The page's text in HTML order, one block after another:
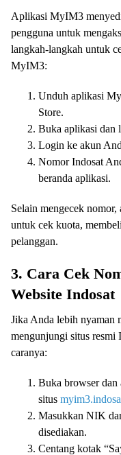
Aplikasi MyIM3
pengguna untuk
langkah-langkah untuk
MyIM3:
Unduh aplikasi
Store.
Buka aplikasi dan
Login ke akun
Nomor Indosat
beranda aplikasi.
Selain mengecek
untuk cek kuota,
pelanggan.
3. Cara Cek
Website Indosat
Jika Anda lebih nyaman
mengunjungi situs resmi
caranya:
Buka browser dan
situs
Masukkan NIK
disediakan.
Centang kotak